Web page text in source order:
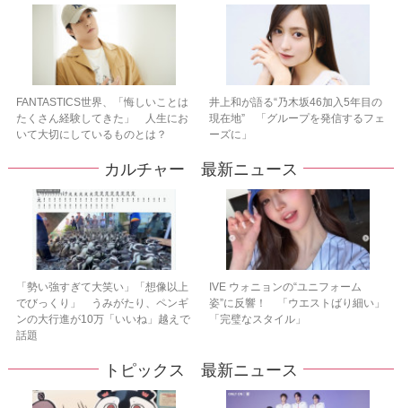
FANTASTICS世界、「悔しいことは
たくさん経験してきた」 人生にお
いて大切にしているものとは？
井上和が語る“乃木坂46加入5年目の
現在地” 「グループを発信するフェ
ーズに」
カルチャー 最新ニュース
「勢い強すぎて大笑い」「想像以上
でびっくり」 うみがたり、ペンギ
ンの大行進が10万「いいね」越えで
話題
IVE ウォニョンの“ユニフォーム
姿”に反響！ 「ウエストばり細い」
「完璧なスタイル」
トピックス 最新ニュース